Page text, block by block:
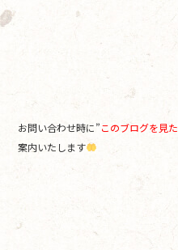
お問い合わせ時に”このブログを見た
案内いたします